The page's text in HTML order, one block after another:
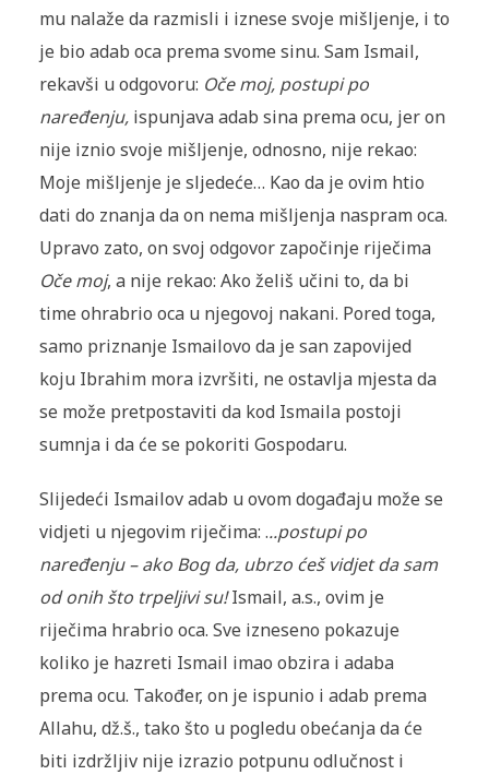
mu nalaže da razmisli i iznese svoje mišljenje, i to
je bio adab oca prema svome sinu. Sam Ismail,
rekavši u odgovoru: Oče moj, postupi po
naređenju,ispunjava adab sina prema ocu, jer on
ni­je iznio svoje mišljenje, odnosno, nije rekao:
Moje mišljenje je slje­de­će… Kao da je ovim htio
dati do znanja da on nema mišljenja naspram oca.
Up­ravo zato, on svoj odgovor započinje riječima
Oče moj, a nije rekao: Ako želiš učini to, da bi
time ohrabrio oca u njegovoj nakani. Pored toga,
samo priznanje Ismailovo da je san zapovijed
koju Ibrahim mora izvršiti, ne ostavlja mjesta da
se može pretpostaviti da kod Ismaila postoji
sumnja i da će se pokoriti Gospodaru.
Slijedeći Ismailov adab u ovom događaju može se
vidjeti u njegovim ri­je­čima: ...postupi po
naređenju – ako Bog da, ubrzo ćeš vidjet da sam
od onih što trpeljivi su!Ismail, a.s., ovim je
riječima hrabrio oca. Sve iz­ne­seno pokazuje
koliko je hazreti Ismail imao obzira i adaba
prema ocu. Ta­kođer, on je ispunio i adab prema
Allahu, dž.š., tako što u pogledu obe­ća­nja da će
biti izdržljiv nije izrazio potpunu odlučnost i